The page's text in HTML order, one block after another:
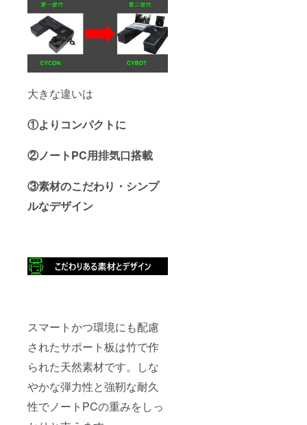
大きな違いは
①よりコンパクトに
②ノートPC用排気口搭載
③素材のこだわり・シンプ
ルなデザイン
スマートかつ環境にも配慮
されたサポート板は竹で作
られた天然素材です。しな
やかな弾力性と強靭な耐久
性でノートPCの重みをしっ